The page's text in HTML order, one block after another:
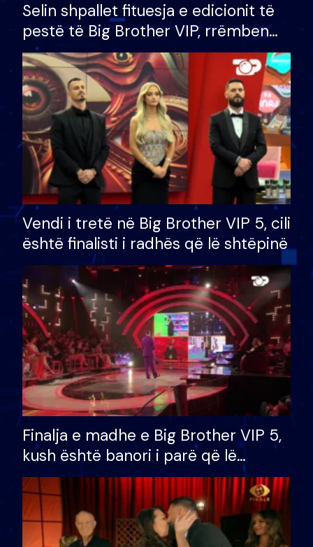
Selin shpallet fituesja e edicionit të
pestë të Big Brother VIP, rrëmben
çmimin e madh prej 100 mijë eurosh
Vendi i tretë në Big Brother VIP 5, cili
është finalisti i radhës që lë shtëpinë
Finalja e madhe e Big Brother VIP 5,
kush është banori i parë që lë
shtëpinë dhe humb mundësinë për
të fituar çmimin e madh